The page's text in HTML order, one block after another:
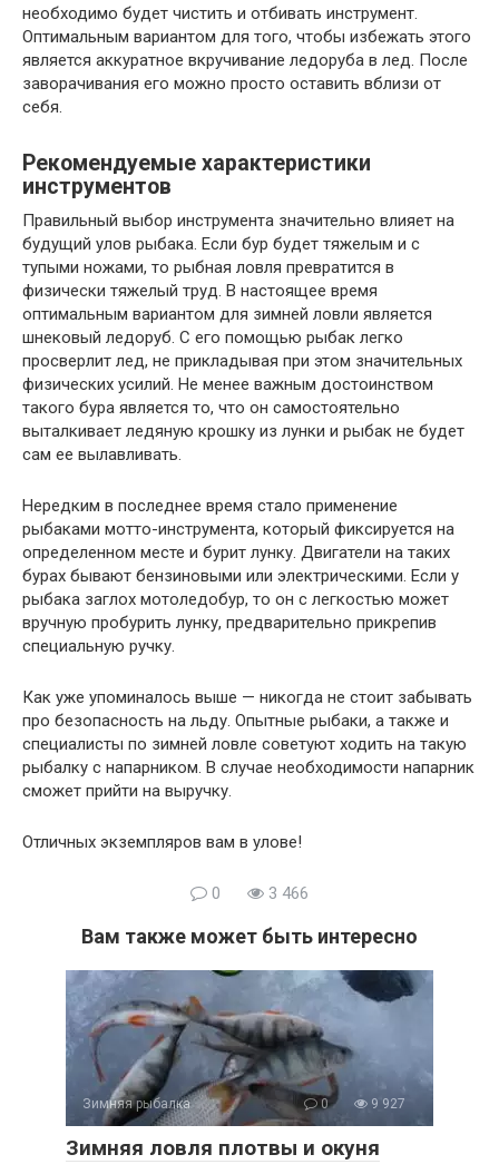
необходимо будет чистить и отбивать инструмент.
Оптимальным вариантом для того, чтобы избежать этого
является аккуратное вкручивание ледоруба в лед. После
заворачивания его можно просто оставить вблизи от
себя.
Рекомендуемые характеристики
инструментов
Правильный выбор инструмента значительно влияет на
будущий улов рыбака. Если бур будет тяжелым и с
тупыми ножами, то рыбная ловля превратится в
физически тяжелый труд. В настоящее время
оптимальным вариантом для зимней ловли является
шнековый ледоруб. С его помощью рыбак легко
просверлит лед, не прикладывая при этом значительных
физических усилий. Не менее важным достоинством
такого бура является то, что он самостоятельно
выталкивает ледяную крошку из лунки и рыбак не будет
сам ее вылавливать.
Нередким в последнее время стало применение
рыбаками мотто-инструмента, который фиксируется на
определенном месте и бурит лунку. Двигатели на таких
бурах бывают бензиновыми или электрическими. Если у
рыбака заглох мотоледобур, то он с легкостью может
вручную пробурить лунку, предварительно прикрепив
специальную ручку.
Как уже упоминалось выше — никогда не стоит забывать
про безопасность на льду. Опытные рыбаки, а также и
специалисты по зимней ловле советуют ходить на такую
рыбалку с напарником. В случае необходимости напарник
сможет прийти на выручку.
Отличных экземпляров вам в улове!
0 3 466
Вам также может быть интересно
Зимняя рыбалка 0 9 927
Зимняя ловля плотвы и окуня